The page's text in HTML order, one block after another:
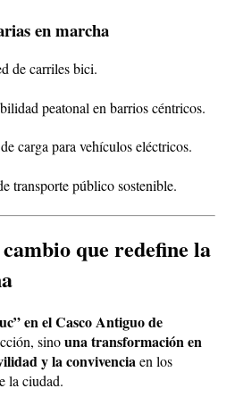
en marcha
de carriles bici.
peatonal en barrios céntricos.
carga para vehículos eléctricos.
transporte público sostenible.
que redefine la
en el Casco Antiguo de
sinouna transformación en
y la convivenciaen los
la ciudad.